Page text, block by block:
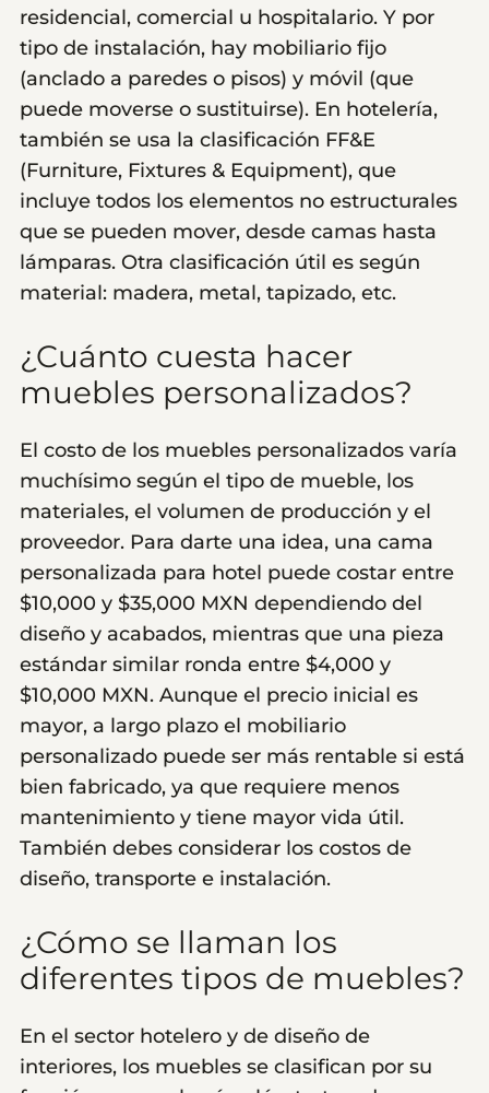
residencial, comercial u hospitalario. Y por
tipo de instalación, hay mobiliario fijo
(anclado a paredes o pisos) y móvil (que
puede moverse o sustituirse). En hotelería,
también se usa la clasificación FF&E
(Furniture, Fixtures & Equipment), que
incluye todos los elementos no estructurales
que se pueden mover, desde camas hasta
lámparas. Otra clasificación útil es según
material: madera, metal, tapizado, etc.
¿Cuánto cuesta hacer
muebles personalizados?
El costo de los muebles personalizados varía
muchísimo según el tipo de mueble, los
materiales, el volumen de producción y el
proveedor. Para darte una idea, una cama
personalizada para hotel puede costar entre
$10,000 y $35,000 MXN dependiendo del
diseño y acabados, mientras que una pieza
estándar similar ronda entre $4,000 y
$10,000 MXN. Aunque el precio inicial es
mayor, a largo plazo el mobiliario
personalizado puede ser más rentable si está
bien fabricado, ya que requiere menos
mantenimiento y tiene mayor vida útil.
También debes considerar los costos de
diseño, transporte e instalación.
¿Cómo se llaman los
diferentes tipos de muebles?
En el sector hotelero y de diseño de
interiores, los muebles se clasifican por su